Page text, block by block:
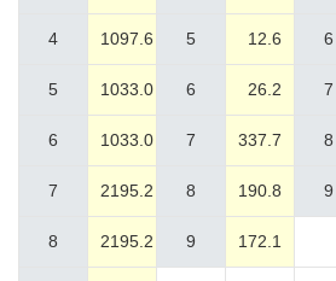
4 1097.6 5 12.6 6
5 1033.0 6 26.2 7
6 1033.0 7 337.7 8
7 2195.2 8 190.8 9
8 2195.2 9 172.1